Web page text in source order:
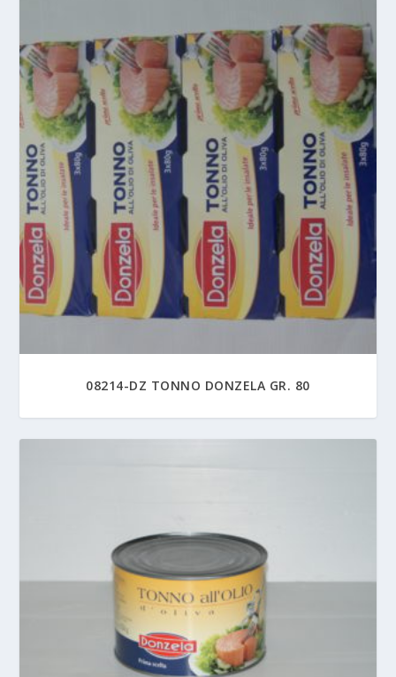
08214-DZ TONNO DONZELA GR. 80